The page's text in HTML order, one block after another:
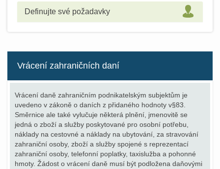
Definujte své požadavky
Vrácení zahraničních daní
Vrácení daně zahraničním podnikatelským subjektům je
uvedeno v zákoně o daních z přidaného hodnoty v§83.
Směrnice ale také vylučuje některá plnění, jmenovitě se
jedná o zboží a služby poskytované pro osobní potřebu,
náklady na cestovné a náklady na ubytování, za stravování
zahraniční osoby, zboží a služby spojené s reprezentací
zahraniční osoby, telefonní poplatky, taxislužba a pohonné
hmoty. Žádost o vrácení daně musí být podložena daňovými